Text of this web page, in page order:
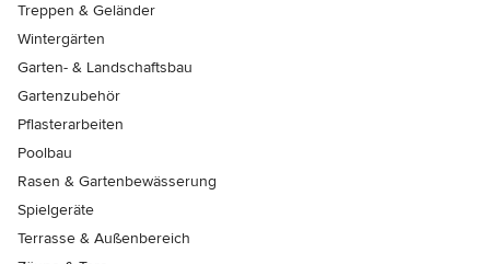
Treppen & Geländer
Wintergärten
Garten- & Landschaftsbau
Gartenzubehör
Pflasterarbeiten
Poolbau
Rasen & Gartenbewässerung
Spielgeräte
Terrasse & Außenbereich